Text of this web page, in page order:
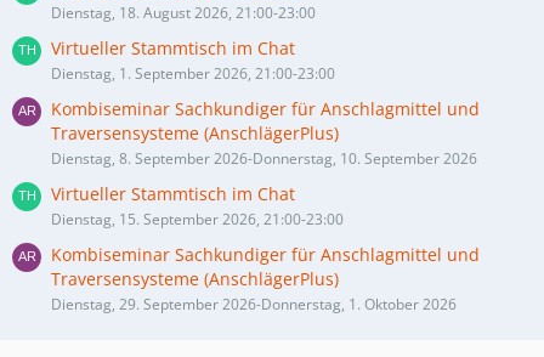
Dienstag, 18. August 2026, 21:00-23:00
Virtueller Stammtisch im Chat
Dienstag, 1. September 2026, 21:00-23:00
Kombiseminar Sachkundiger für Anschlagmittel und
Traversensysteme (AnschlägerPlus)
Dienstag, 8. September 2026-Donnerstag, 10. September 2026
Virtueller Stammtisch im Chat
Dienstag, 15. September 2026, 21:00-23:00
Kombiseminar Sachkundiger für Anschlagmittel und
Traversensysteme (AnschlägerPlus)
Dienstag, 29. September 2026-Donnerstag, 1. Oktober 2026